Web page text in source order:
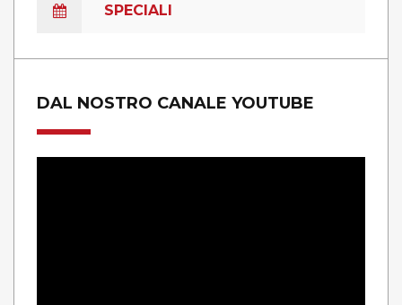
SPECIALI
DAL NOSTRO CANALE YOUTUBE